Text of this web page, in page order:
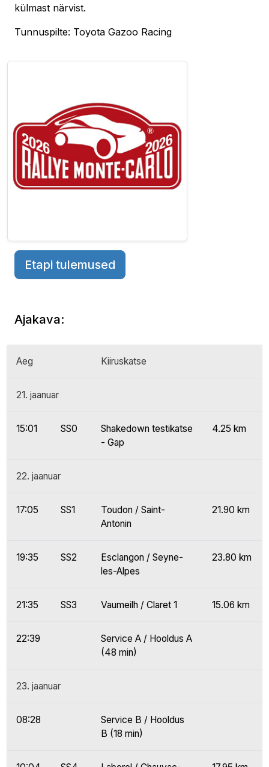
külmast närvist.
Tunnuspilte: Toyota Gazoo Racing
Etapi tulemused
Ajakava:
Aeg Kiiruskatse
21. jaanuar
15:01 SS0
Shakedown testikatse
- Gap
4.25 km
22. jaanuar
17:05 SS1
Toudon / Saint-
Antonin
21.90 km
19:35 SS2
Esclangon / Seyne-
les-Alpes
23.80 km
21:35 SS3 Vaumeilh / Claret 1 15.06 km
22:39
Service A / Hooldus A
(48 min)
23. jaanuar
08:28
Service B / Hooldus
B (18 min)